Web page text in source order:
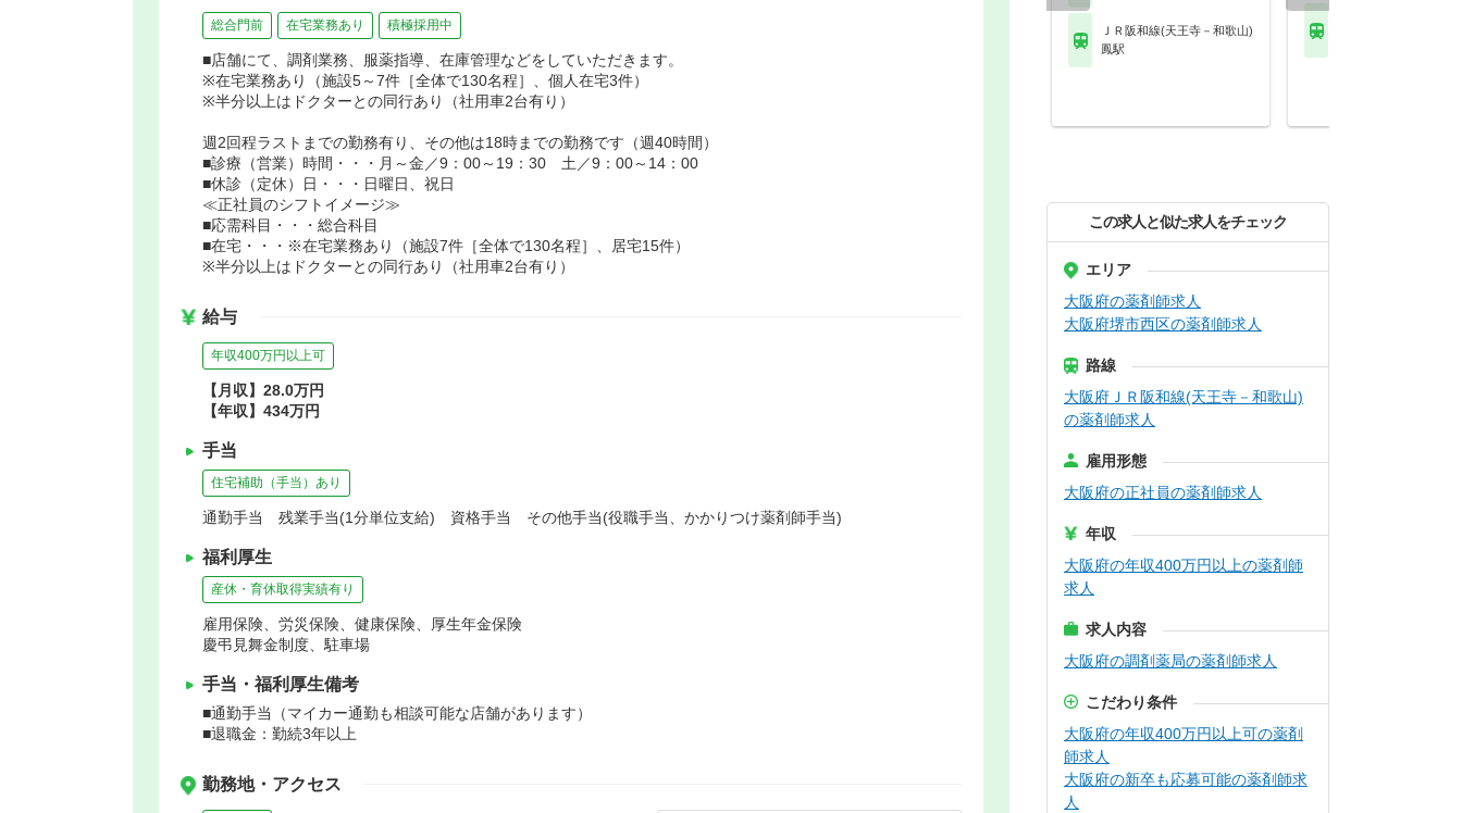
総合門前 在宅業務あり 積極採用中
■店舗にて、調剤業務、服薬指導、在庫管理などをしていただきます。
※在宅業務あり（施設5～7件［全体で130名程］、個人在宅3件）
※半分以上はドクターとの同行あり（社用車2台有り）
週2回程ラストまでの勤務有り、その他は18時までの勤務です（週40時間）
■診療（営業）時間・・・月～金／9：00～19：30 土／9：00～14：00
■休診（定休）日・・・日曜日、祝日
≪正社員のシフトイメージ≫
■応需科目・・・総合科目
■在宅・・・※在宅業務あり（施設7件［全体で130名程］、居宅15件）
※半分以上はドクターとの同行あり（社用車2台有り）
給与
年収400万円以上可
【月収】28.0万円
【年収】434万円
手当
住宅補助（手当）あり
通勤手当 残業手当(1分単位支給) 資格手当 その他手当(役職手当、かかりつけ薬剤師手当)
福利厚生
産休・育休取得実績有り
雇用保険、労災保険、健康保険、厚生年金保険
慶弔見舞金制度、駐車場
手当・福利厚生備考
■通勤手当（マイカー通勤も相談可能な店舗があります）
■退職金：勤続3年以上
勤務地・アクセス
ＪＲ阪和線(天王寺－和歌山)
鳳駅
この求人と似た求人をチェック
エリア
大阪府の薬剤師求人
大阪府堺市西区の薬剤師求人
路線
大阪府ＪＲ阪和線(天王寺－和歌山)
の薬剤師求人
雇用形態
大阪府の正社員の薬剤師求人
年収
大阪府の年収400万円以上の薬剤師
求人
求人内容
大阪府の調剤薬局の薬剤師求人
こだわり条件
大阪府の年収400万円以上可の薬剤
師求人
大阪府の新卒も応募可能の薬剤師求
人